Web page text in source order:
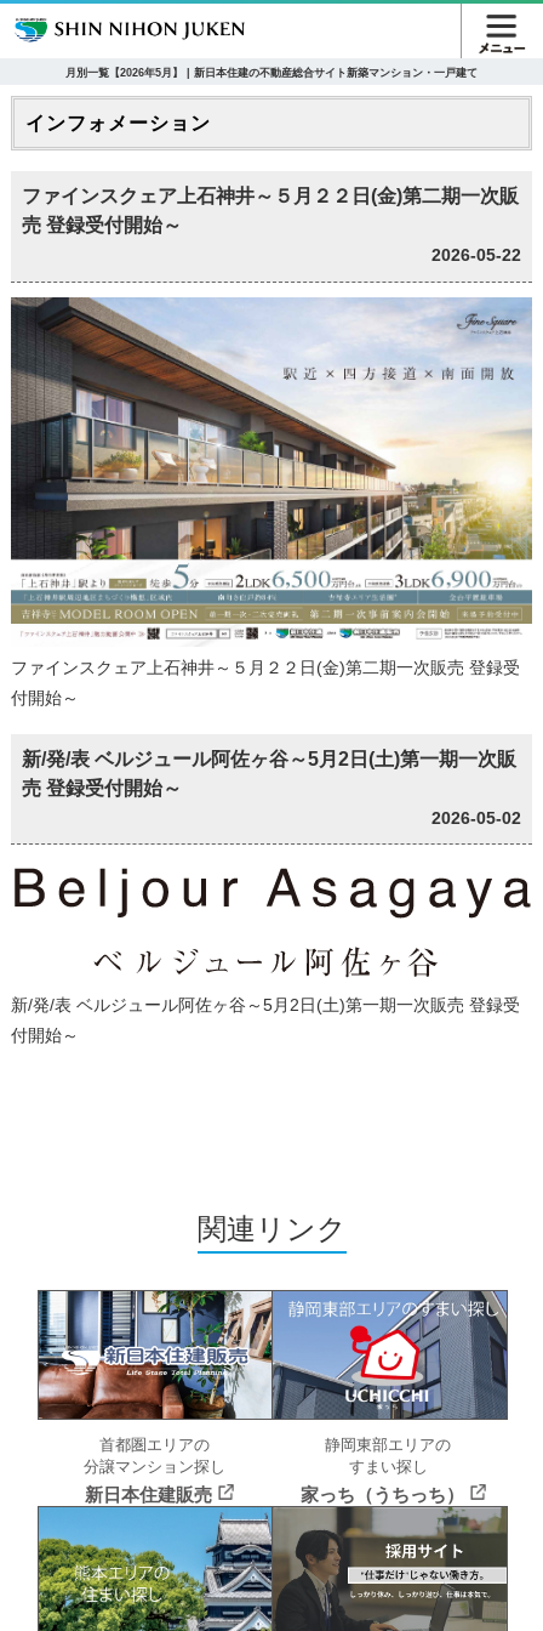
月別一覧【2026年5月】 | 新日本住建の不動産総合サイト新築マンション・一戸建て
インフォメーション
ファインスクェア上石神井～５月２２日(金)第二期一次販
売 登録受付開始～
2026-05-22
ファインスクェア上石神井～５月２２日(金)第二期一次販売 登録受
付開始～
新/発/表 ベルジュール阿佐ヶ谷～5月2日(土)第一期一次販
売 登録受付開始～
2026-05-02
新/発/表 ベルジュール阿佐ヶ谷～5月2日(土)第一期一次販売 登録受
付開始～
関連リンク
首都圏エリアの
分譲マンション探し
新日本住建販売
静岡東部エリアの
すまい探し
家っち（うちっち）